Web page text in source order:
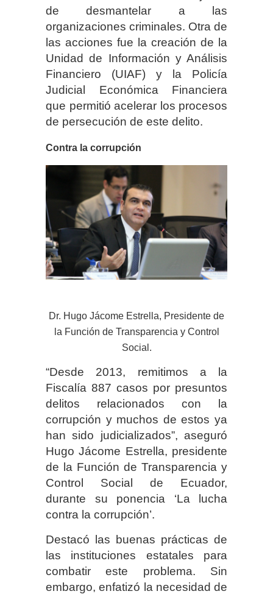
de desmantelar a las
organizaciones criminales. Otra de
las acciones fue la creación de la
Unidad de Información y Análisis
Financiero (UIAF) y la Policía
Judicial Económica Financiera
que permitió acelerar los procesos
de persecución de este delito.
Contra la corrupción
Dr. Hugo Jácome Estrella, Presidente de
la Función de Transparencia y Control
Social.
“Desde 2013, remitimos a la
Fiscalía 887 casos por presuntos
delitos relacionados con la
corrupción y muchos de estos ya
han sido judicializados”, aseguró
Hugo Jácome Estrella, presidente
de la Función de Transparencia y
Control Social de Ecuador,
durante su ponencia ‘La lucha
contra la corrupción’.
Destacó las buenas prácticas de
las instituciones estatales para
combatir este problema. Sin
embargo, enfatizó la necesidad de